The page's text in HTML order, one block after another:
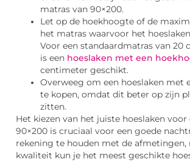
matras van 90×200.
Let op de hoekhoogte of de
het matras waarvoor het
Voor een standaardmatras van 20
is een hoeslaken met een
centimeter geschikt.
Overweeg om een hoeslaken met
te kopen, omdat dit beter op zijn
zitten.
Het kiezen van het juiste hoeslaken voor
90×200 is cruciaal voor een goede
rekening te houden met de afmetingen,
kwaliteit kun je het meest geschikte